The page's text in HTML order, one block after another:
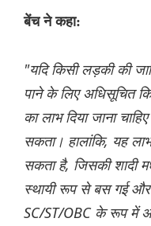
बेंच ने कहा:
"यदि किसी लड़की की
पाने के लिए अधिसूचित
का लाभ दिया जाना
सकता। हालांकि, यह
सकता है, जिसकी शादी
स्थायी रूप से बस गई और
SC/ST/OBC के रूप में